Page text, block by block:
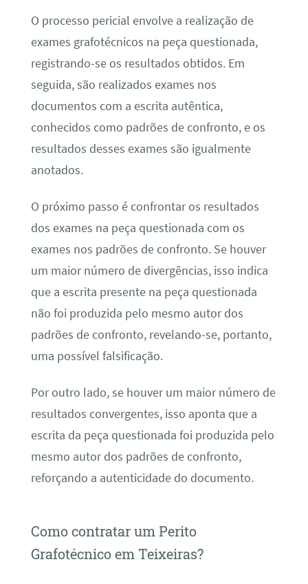
O processo pericial envolve a realização de
exames grafotécnicos na peça questionada,
registrando-se os resultados obtidos. Em
seguida, são realizados exames nos
documentos com a escrita autêntica,
conhecidos como padrões de confronto, e os
resultados desses exames são igualmente
anotados.
O próximo passo é confrontar os resultados
dos exames na peça questionada com os
exames nos padrões de confronto. Se houver
um maior número de divergências, isso indica
que a escrita presente na peça questionada
não foi produzida pelo mesmo autor dos
padrões de confronto, revelando-se, portanto,
uma possível falsificação.
Por outro lado, se houver um maior número de
resultados convergentes, isso aponta que a
escrita da peça questionada foi produzida pelo
mesmo autor dos padrões de confronto,
reforçando a autenticidade do documento.
Como contratar um Perito
Grafotécnico em Teixeiras?